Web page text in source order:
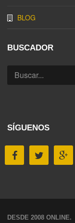
BLOG
BUSCADOR
SÍGUENOS
DESDE 2008 ONLINE.